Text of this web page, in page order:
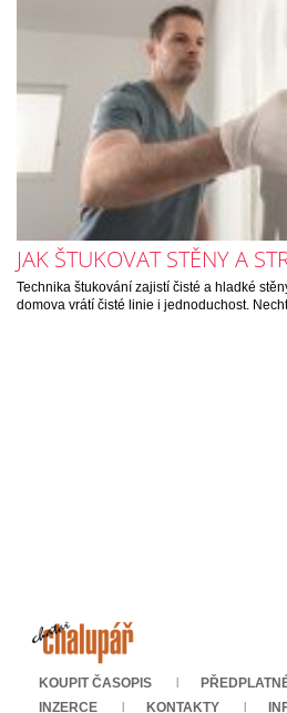
JAK ŠTUKOVAT STĚNY A
Technika štukování zajistí čisté a hladké
domova vrátí čisté linie i jednoduchost.
KOUPIT ČASOPIS
INZERCE
KONTAKTY